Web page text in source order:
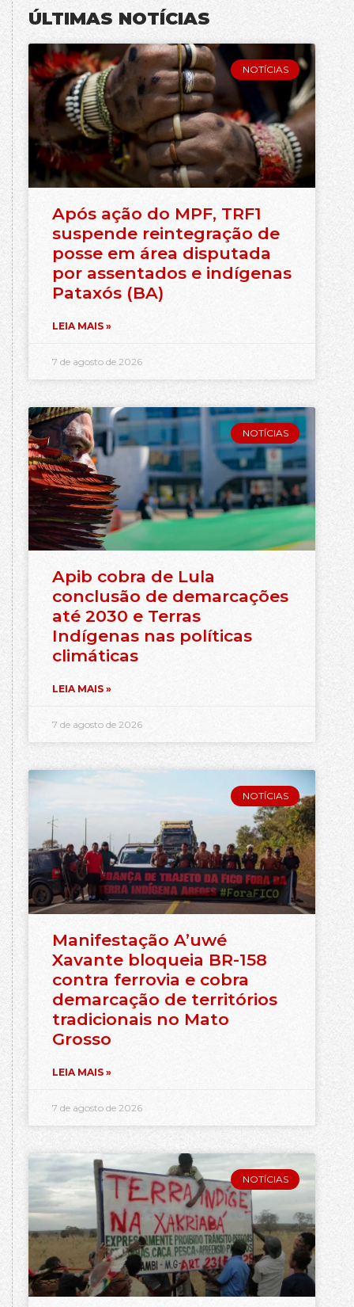
ÚLTIMAS NOTÍCIAS
NOTÍCIAS
Após ação do MPF, TRF1
suspende reintegração de
posse em área disputada
por assentados e indígenas
Pataxós (BA)
LEIA MAIS »
7 de agosto de 2026
NOTÍCIAS
Apib cobra de Lula
conclusão de demarcações
até 2030 e Terras
Indígenas nas políticas
climáticas
LEIA MAIS »
7 de agosto de 2026
NOTÍCIAS
Manifestação A’uwé
Xavante bloqueia BR-158
contra ferrovia e cobra
demarcação de territórios
tradicionais no Mato
Grosso
LEIA MAIS »
7 de agosto de 2026
NOTÍCIAS